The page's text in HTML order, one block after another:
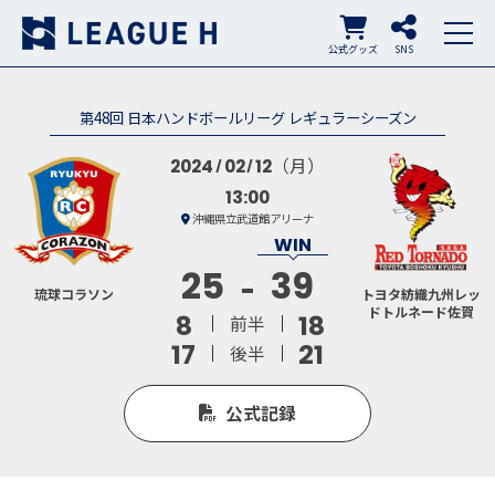
SNS
公式グッズ
第48回 日本ハンドボールリーグ レギュラーシーズン
琉球コラソン
2024 02 12 （月）
13:00
沖縄県立武道館アリーナ
25 39
8 前半
18
17
後半 21
トヨタ紡織九州レッ
ドトルネード佐賀
公式記録